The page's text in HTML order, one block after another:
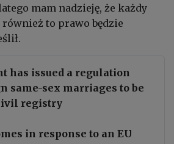
mam nadzieję, że każdy
to prawo będzie
has issued a regulation
same-sex marriages to be
registry
in response to an EU